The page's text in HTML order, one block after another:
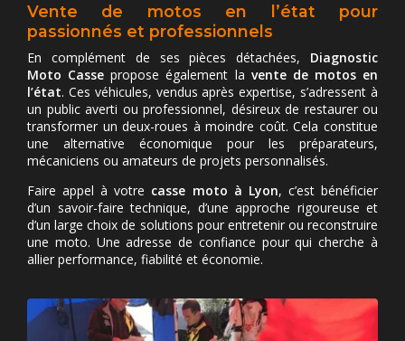
Vente de motos en l’état pour
passionnés et professionnels
En complément de ses pièces détachées, Diagnostic
Moto Casse propose également la vente de motos en
l’état. Ces véhicules, vendus après expertise, s’adressent à
un public averti ou professionnel, désireux de restaurer ou
transformer un deux-roues à moindre coût. Cela constitue
une alternative économique pour les préparateurs,
mécaniciens ou amateurs de projets personnalisés.
Faire appel à votre casse moto à Lyon, c’est bénéficier
d’un savoir-faire technique, d’une approche rigoureuse et
d’un large choix de solutions pour entretenir ou reconstruire
une moto. Une adresse de confiance pour qui cherche à
allier performance, fiabilité et économie.